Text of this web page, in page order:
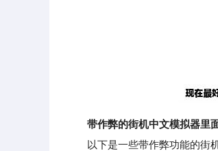
带作弊的街机中文模拟器里
以下是一些带作弊功能的街机